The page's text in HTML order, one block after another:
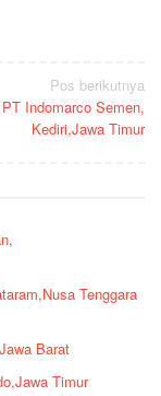
Pos berikutnya
Indomarco Semen,
Kediri,Jawa Timur
Tenggara
Barat
Timur